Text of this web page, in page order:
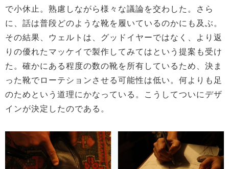
で小休止。熟慮しながら様々な議論を交わした。さら
に、話は普段どのような靴を履いているのかにも及ぶ。
その結果、ウェルトは、グッドイヤーではなく、より返
りの優れたマッケイで製作してみてはという提案も受け
た。確かにある程度の数の靴を所有しているため、決ま
った靴でローテションさせる可能性は低い。何よりも足
のためという道理にかなっている。こうしてついにデザ
インが決定したのである。